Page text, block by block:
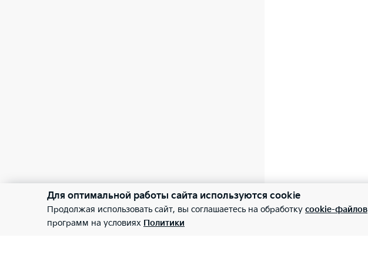
Для оптимальной работы сайта используются cookie
Продолжая использовать сайт, вы соглашаетесь на обработку cookie-файлов
программ на условиях Политики